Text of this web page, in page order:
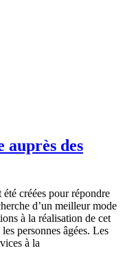
auprès des
créées pour répondre
d’un meilleur mode
à la réalisation de cet
personnes âgées. Les
à la